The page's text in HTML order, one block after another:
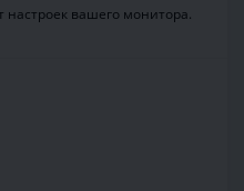
настроек вашего монитора.